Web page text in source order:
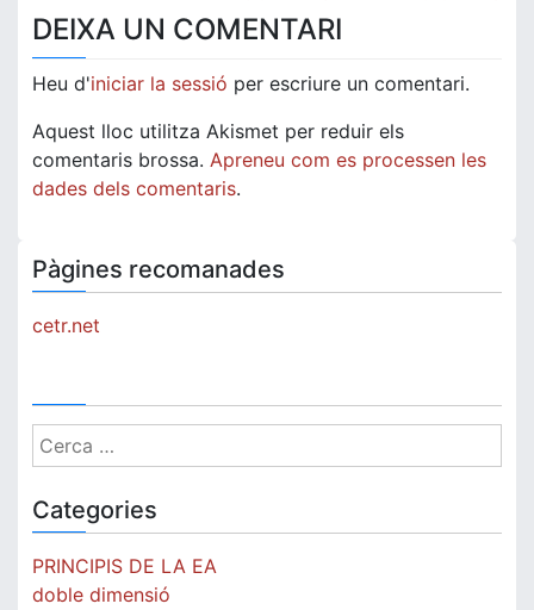
DEIXA UN COMENTARI
Heu d'iniciar la sessió per escriure un comentari.
Aquest lloc utilitza Akismet per reduir els
comentaris brossa. Apreneu com es processen les
dades dels comentaris.
Pàgines recomanades
cetr.net
Cerca:
Categories
PRINCIPIS DE LA EA
doble dimensió